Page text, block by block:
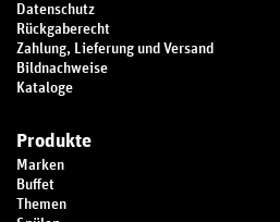
Datenschutz
Rückgaberecht
Zahlung, Lieferung und Versand
Bildnachweise
Kataloge
Produkte
Marken
Buffet
Themen